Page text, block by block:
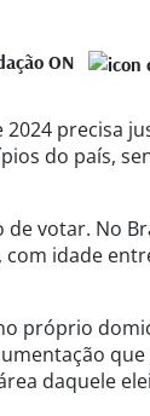
ON
precisa
do país,
votar. No
idade
próprio
daquele